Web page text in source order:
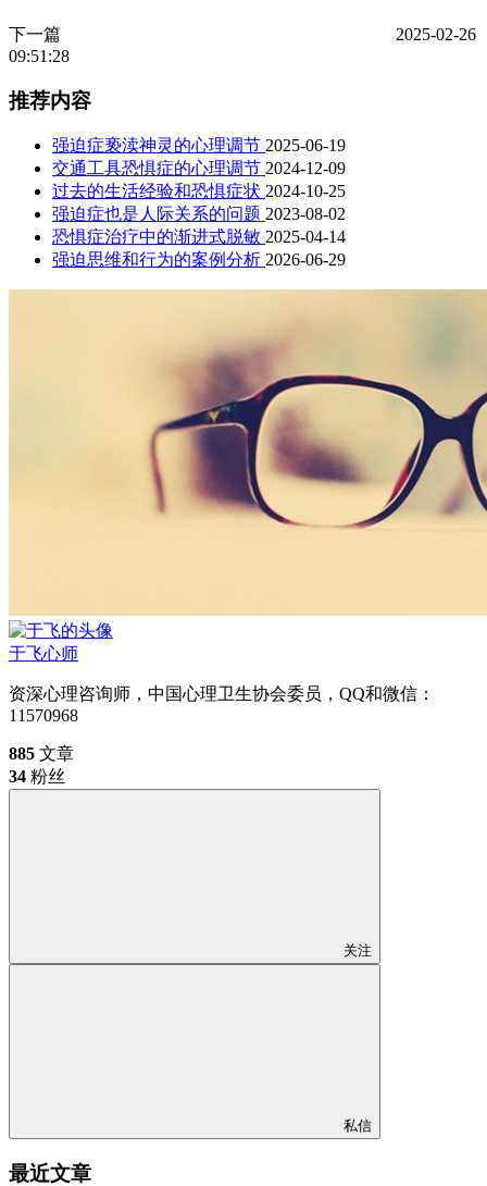
下一篇
2025-02-26
09:51:28
推荐内容
强迫症亵渎神灵的心理调节 2025-06-19
交通工具恐惧症的心理调节 2024-12-09
过去的生活经验和恐惧症状 2024-10-25
强迫症也是人际关系的问题 2023-08-02
恐惧症治疗中的渐进式脱敏 2025-04-14
强迫思维和行为的案例分析 2026-06-29
于飞心师
资深心理咨询师，中国心理卫生协会委员，QQ和微信：
11570968
885 文章
34 粉丝
关注
私信
最近文章